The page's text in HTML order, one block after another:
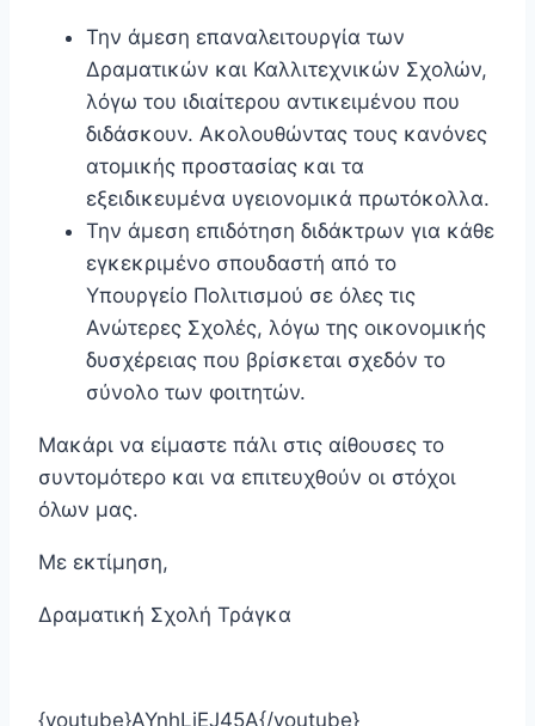
Την άμεση επαναλειτουργία των
Δραματικών και Καλλιτεχνικών Σχολών,
λόγω του ιδιαίτερου αντικειμένου που
διδάσκουν. Ακολουθώντας τους κανόνες
ατομικής προστασίας και τα
εξειδικευμένα υγειονομικά πρωτόκολλα.
Την άμεση επιδότηση διδάκτρων για κάθε
εγκεκριμένο σπουδαστή από το
Υπουργείο Πολιτισμού σε όλες τις
Ανώτερες Σχολές, λόγω της οικονομικής
δυσχέρειας που βρίσκεται σχεδόν το
σύνολο των φοιτητών.
Μακάρι να είμαστε πάλι στις αίθουσες το
συντομότερο και να επιτευχθούν οι στόχοι
όλων μας.
Με εκτίμηση,
Δραματική Σχολή Τράγκα
{youtube}AYnhLiEJ45A{/youtube}